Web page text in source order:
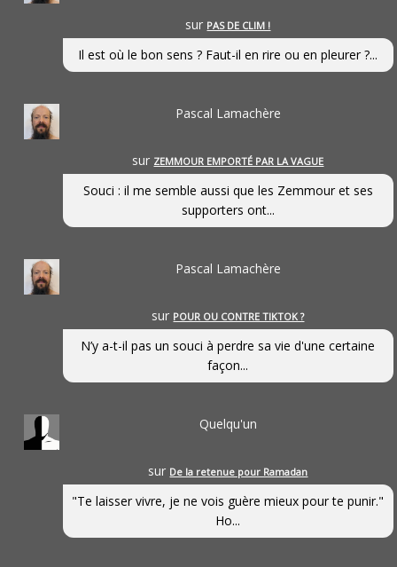
sur PAS DE CLIM !
Il est où le bon sens ? Faut-il en rire ou en pleurer ?...
Pascal Lamachère
sur ZEMMOUR EMPORTÉ PAR LA VAGUE
Souci : il me semble aussi que les Zemmour et ses
supporters ont...
Pascal Lamachère
sur POUR OU CONTRE TIKTOK ?
N’y a-t-il pas un souci à perdre sa vie d'une certaine
façon...
Quelqu'un
sur De la retenue pour Ramadan
"Te laisser vivre, je ne vois guère mieux pour te punir."
Ho...